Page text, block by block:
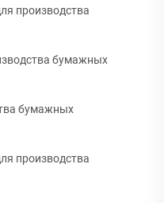
производства
бумажных
бумажных
производства